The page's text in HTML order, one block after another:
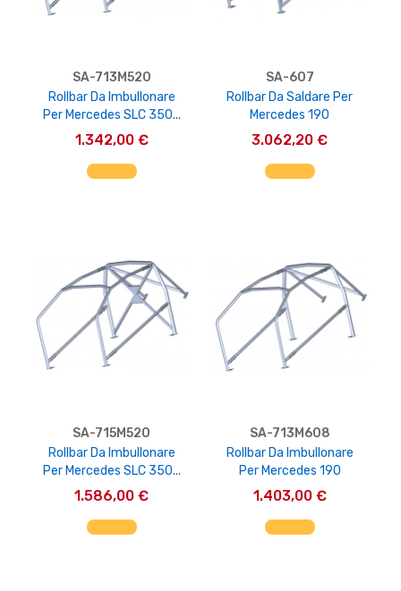
SA-713M520
Rollbar Da Imbullonare
Per Mercedes SLC 350...
1.342,00 €
AGGIUNGI AL CARRELLO
SA-607
Rollbar Da Saldare Per
Mercedes 190
3.062,20 €
AGGIUNGI AL CARRELLO
SA-715M520
Rollbar Da Imbullonare
Per Mercedes SLC 350...
1.586,00 €
AGGIUNGI AL CARRELLO
SA-713M608
Rollbar Da Imbullonare
Per Mercedes 190
1.403,00 €
AGGIUNGI AL CARRELLO